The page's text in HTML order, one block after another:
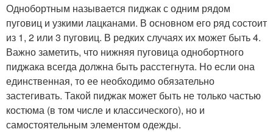
Однобортным называется пиджак с одним рядом
пуговиц и узкими лацканами. В основном его ряд состоит
из 1, 2 или 3 пуговиц. В редких случаях их может быть 4.
Важно заметить, что нижняя пуговица однобортного
пиджака всегда должна быть расстегнута. Но если она
единственная, то ее необходимо обязательно
застегивать. Такой пиджак может быть не только частью
костюма (в том числе и классического), но и
самостоятельным элементом одежды.